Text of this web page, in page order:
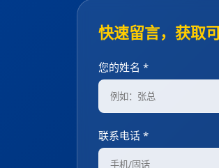
快速留言，获取
您的姓名 *
联系电话 *